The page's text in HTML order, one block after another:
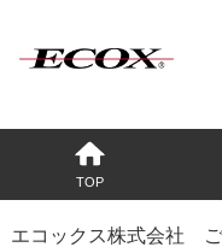
TOP
エコックス株式会社